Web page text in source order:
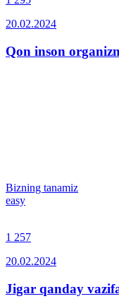
20.02.2024
Qon inson
Bizning tanamiz
easy
1 257
20.02.2024
Jigar qanday